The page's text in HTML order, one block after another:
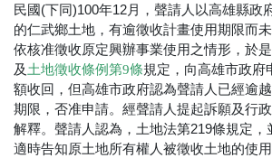
民國(下同)100年12月，聲請人以高雄縣政
的仁武鄉土地，有逾徵收計畫使用期限而
依核准徵收原定興辦事業使用之情形，於
及 土地徵收條例第9條規定，向高雄市政府
額收回，但高雄市政府認為聲請人已經逾
期限，否准申請。經聲請人提起訴願及行
解釋。聲請人認為，土地法第219條規定
適時告知原土地所有權人被徵收土地的使